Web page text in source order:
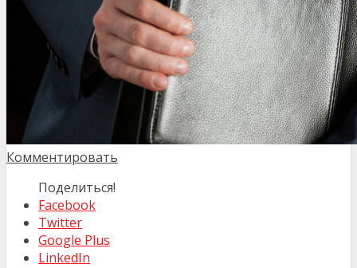
Комментировать
Поделиться!
Facebook
Twitter
Google Plus
LinkedIn